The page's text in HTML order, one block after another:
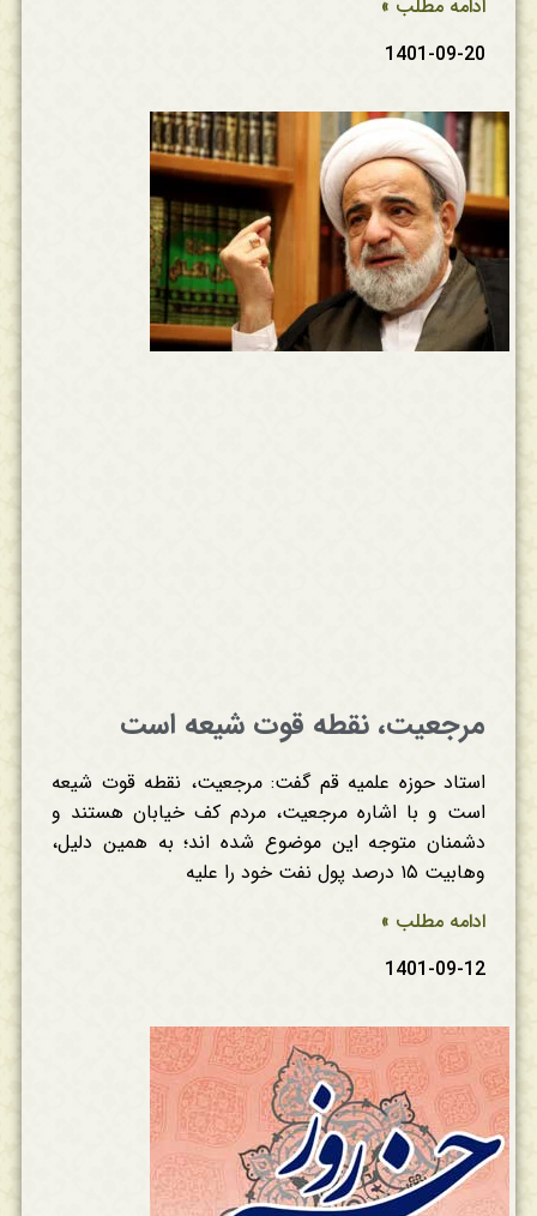
ادامه مطلب »
1401-09-20
مرجعیت، نقطه قوت شیعه است
استاد حوزه علمیه قم گفت: مرجعیت، نقطه قوت شیعه
است و با اشاره مرجعیت، مردم کف خیابان هستند و
دشمنان متوجه این موضوع شده اند؛ به همین دلیل،
وهابیت ۱۵ درصد پول نفت خود را علیه
ادامه مطلب »
1401-09-12